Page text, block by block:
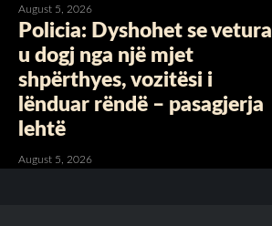
August 5, 2026
Policia: Dyshohet se vetura
u dogj nga një mjet
shpërthyes, vozitësi i
lënduar rëndë – pasagjerja
lehtë
August 5, 2026